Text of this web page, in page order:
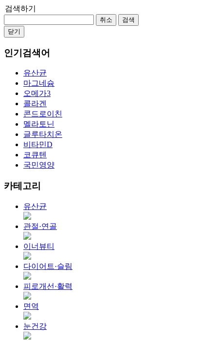
검색하기
취소
검색
닫기
인기검색어
유산균
마그네슘
오메가3
콜라겐
콘드로이친
멜라토닌
글루타치온
비타민D
코큐텐
국민영양
카테고리
유산균
관절·연골
이너뷰티
다이어트·슬림
피로개선·활력
면역
눈건강